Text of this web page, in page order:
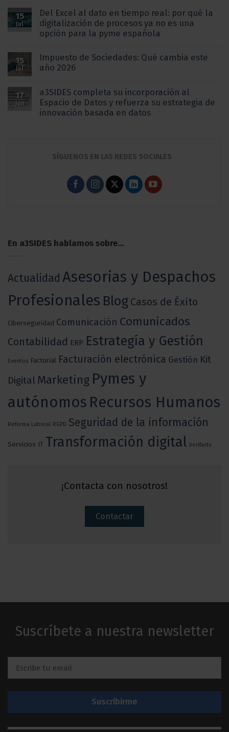
15
Jul
Del Excel al dato en tiempo real: por qué la
digitalización de procesos ya no es una
opción para la pyme española
15
Jul
Impuesto de Sociedades: Qué cambia este
año 2026
17
Jun
a3SIDES completa su incorporación al
Espacio de Datos y refuerza su estrategia de
innovación basada en datos
SÍGUENOS EN LAS REDES SOCIALES
En a3SIDES hablamos sobre…
Actualidad Asesorias y Despachos
Profesionales Blog Casos de Éxito
Ciberseguridad Comunicación Comunicados
Contabilidad ERP Estrategía y Gestión
Eventos Factorial Facturación electrónica Gestión Kit
Digital Marketing Pymes y
autónomos Recursos Humanos
Reforma Laboral RGPD Seguridad de la información
Servicios IT Transformación digital Verifactu
¡Contacta con nosotros!
Contactar
Suscríbete a nuestra newsletter